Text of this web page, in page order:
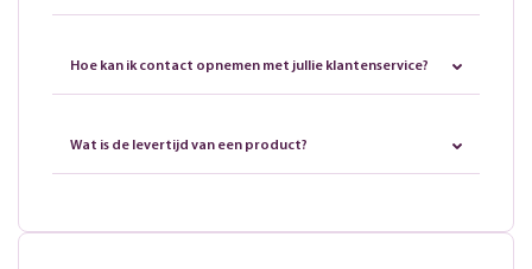
Hoe kan ik contact opnemen met jullie klantenservice?
Wat is de levertijd van een product?